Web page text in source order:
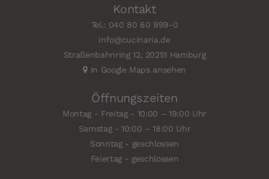
Kontakt
Tel.: 040 80 60 999-0
info@cucinaria.de
Straßenbahnring 12, 20251 Hamburg
In Google Maps ansehen
Öffnungszeiten
Montag - Freitag - 10:00 – 19:00 Uhr
Samstag - 10:00 – 18:00 Uhr
Sonntag - geschlossen
Feiertag - geschlossen